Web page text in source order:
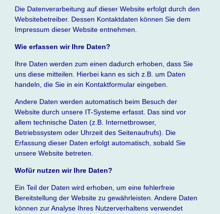
Die Datenverarbeitung auf dieser Website erfolgt durch den
Websitebetreiber. Dessen Kontaktdaten können Sie dem
Impressum dieser Website entnehmen.
Wie erfassen wir Ihre Daten?
Ihre Daten werden zum einen dadurch erhoben, dass Sie
uns diese mitteilen. Hierbei kann es sich z.B. um Daten
handeln, die Sie in ein Kontaktformular eingeben.
Andere Daten werden automatisch beim Besuch der
Website durch unsere IT-Systeme erfasst. Das sind vor
allem technische Daten (z.B. Internetbrowser,
Betriebssystem oder Uhrzeit des Seitenaufrufs). Die
Erfassung dieser Daten erfolgt automatisch, sobald Sie
unsere Website betreten.
Wofür nutzen wir Ihre Daten?
Ein Teil der Daten wird erhoben, um eine fehlerfreie
Bereitstellung der Website zu gewährleisten. Andere Daten
können zur Analyse Ihres Nutzerverhaltens verwendet